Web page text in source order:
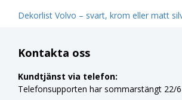
Dekorlist Volvo – svart, krom eller matt
Kontakta oss
Kundtjänst via telefon:
Telefonsupporten har sommarstängt 22/